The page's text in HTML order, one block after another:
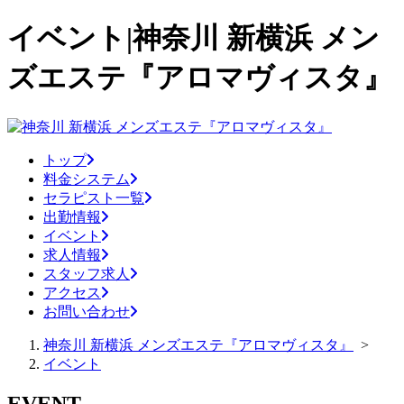
イベント|神奈川 新横浜 メン
ズエステ『アロマヴィスタ』
トップ
料金システム
セラピスト一覧
出勤情報
イベント
求人情報
スタッフ求人
アクセス
お問い合わせ
神奈川 新横浜 メンズエステ『アロマヴィスタ』
>
イベント